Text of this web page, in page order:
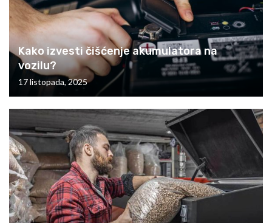
Kako izvesti čišćenje akumulatora na
vozilu?
17 listopada, 2025